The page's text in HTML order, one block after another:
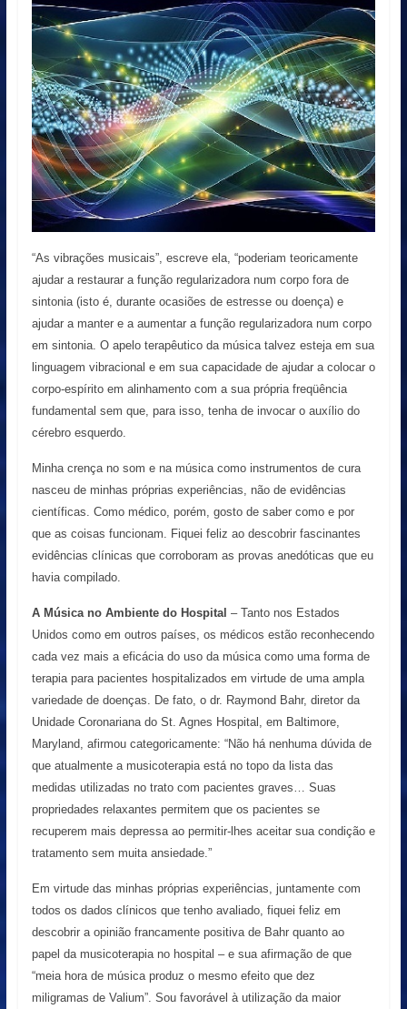
“As vibrações musicais”, escreve ela, “poderiam teoricamente
ajudar a restaurar a função regularizadora num corpo fora de
sintonia (isto é, durante ocasiões de estresse ou doença) e
ajudar a manter e a aumentar a função regularizadora num corpo
em sintonia. O apelo terapêutico da música talvez esteja em sua
linguagem vibracional e em sua capacidade de ajudar a colocar o
corpo-espírito em alinhamento com a sua própria freqüência
fundamental sem que, para isso, tenha de invocar o auxílio do
cérebro esquerdo.
Minha crença no som e na música como instrumentos de cura
nasceu de minhas próprias experiências, não de evidências
científicas. Como médico, porém, gosto de saber como e por
que as coisas funcionam. Fiquei feliz ao descobrir fascinantes
evidências clínicas que corroboram as provas anedóticas que eu
havia compilado.
A Música no Ambiente do Hospital – Tanto nos Estados
Unidos como em outros países, os médicos estão reconhecendo
cada vez mais a eficácia do uso da música como uma forma de
terapia para pacientes hospitalizados em virtude de uma ampla
variedade de doenças. De fato, o dr. Raymond Bahr, diretor da
Unidade Coronariana do St. Agnes Hospital, em Baltimore,
Maryland, afirmou categoricamente: “Não há nenhuma dúvida de
que atualmente a musicoterapia está no topo da lista das
medidas utilizadas no trato com pacientes graves… Suas
propriedades relaxantes permitem que os pacientes se
recuperem mais depressa ao permitir-lhes aceitar sua condição e
tratamento sem muita ansiedade.”
Em virtude das minhas próprias experiências, juntamente com
todos os dados clínicos que tenho avaliado, fiquei feliz em
descobrir a opinião francamente positiva de Bahr quanto ao
papel da musicoterapia no hospital – e sua afirmação de que
“meia hora de música produz o mesmo efeito que dez
miligramas de Valium”. Sou favorável à utilização da maior